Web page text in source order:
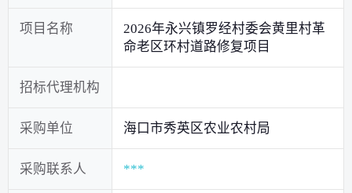
项目名称
2026年永兴镇罗经村委会黄里村革
命老区环村道路修复项目
招标代理机构
采购单位 海口市秀英区农业农村局
采购联系人 ***